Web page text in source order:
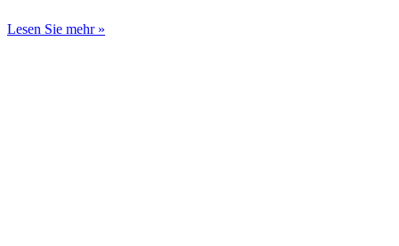
Lesen Sie mehr »